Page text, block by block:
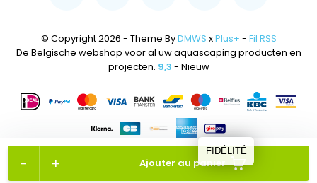
+
- Ajouter au panier
© Copyright 2026 - Theme ByDMWS xPlus+ - Fil RSS
De Belgische webshop voor al uw aquascaping producten en
projecten. 9,3 - Nieuw
FIDÉLITÉ